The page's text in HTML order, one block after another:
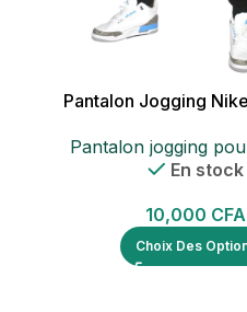
Pantalon Jogging
Pantalon jogging
En stock
10,000 CFA
Choix Des